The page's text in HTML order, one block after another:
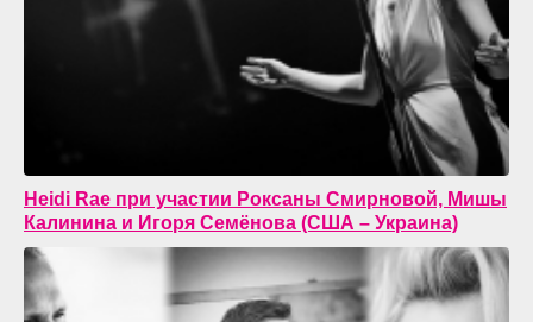
Heidi Rae при участии Роксаны Смирновой, Мишы
Калинина и Игоря Семёнова (США – Украина)